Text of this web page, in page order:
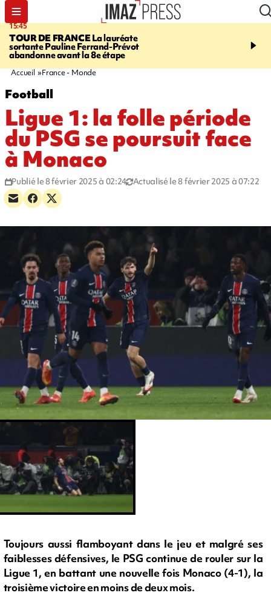
15:45
TOUR DE FRANCELa lauréate
sortante Pauline Ferrand-Prévot
abandonne avant la 8e étape
20:17
routière, concours de
Accueil France - Monde
Football
Ligue 1: la folle période
du PSG se poursuit face
à Monaco
Publié le 8 février 2025 à 02:24 Actualisé le 8 février 2025 à 07:22
Toujours aussi flamboyant dans le jeu et malgré ses
faiblesses défensives, le PSG continue de rouler sur la
Ligue 1, en battant une nouvelle fois Monaco (4-1), la
troisième victoire en moins de deux mois.